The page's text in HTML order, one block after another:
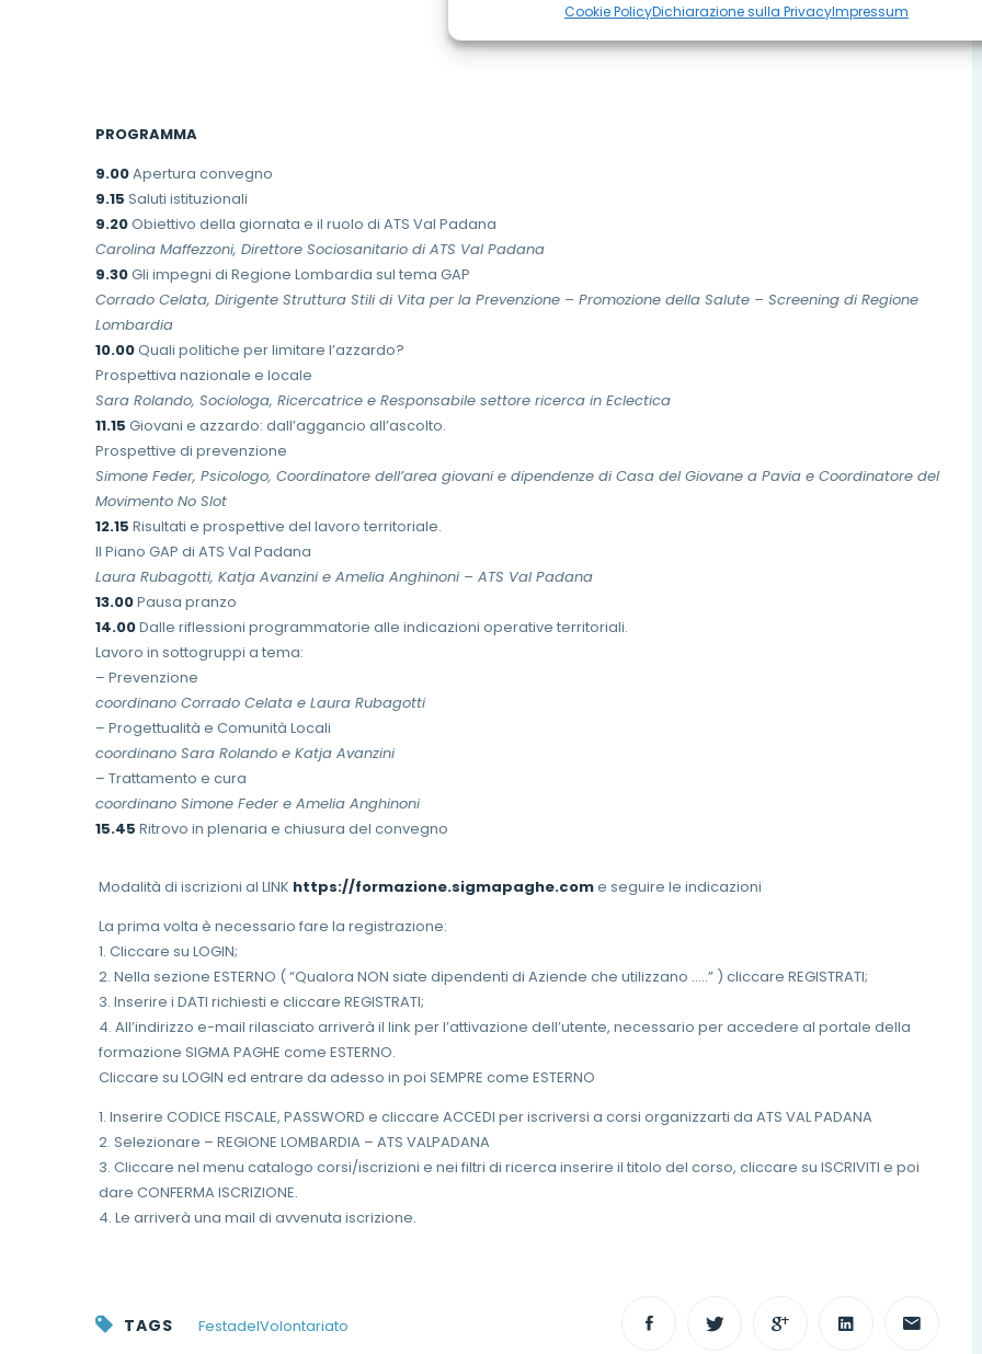
Cookie PolicyDichiarazione sulla PrivacyImpressum
PROGRAMMA
9.00Apertura convegno
9.15 Saluti istituzionali
9.20Obiettivo della giornata e il ruolo di ATS Val Padana
Carolina Maffezzoni, Direttore Sociosanitario di ATS Val Padana
9.30Gli impegni di Regione Lombardia sul tema GAP
Corrado Celata, Dirigente Struttura Stili di Vita per la Prevenzione – Promozione della Salute – Screening di Regione
Lombardia
10.00Quali politiche per limitare l’azzardo?
Prospettiva nazionale e locale
Sara Rolando, Sociologa, Ricercatrice e Responsabile settore ricerca in Eclectica
11.15 Giovani e azzardo: dall’aggancio all’ascolto.
Prospettive di prevenzione
Simone Feder, Psicologo, Coordinatore dell’area giovani e dipendenze di Casa del Giovane a Pavia e Coordinatore del
Movimento No Slot
12.15 Risultati e prospettive del lavoro territoriale.
Il Piano GAP di ATS Val Padana
Laura Rubagotti, Katja Avanzini e Amelia Anghinoni – ATS Val Padana
13.00Pausa pranzo
14.00Dalle riflessioni programmatorie alle indicazioni operative territoriali.
Lavoro in sottogruppi a tema:
– Prevenzione
coordinano Corrado Celata e Laura Rubagotti
– Progettualità e Comunità Locali
coordinano Sara Rolando e Katja Avanzini
– Trattamento e cura
coordinano Simone Feder e Amelia Anghinoni
15.45 Ritrovo in plenaria e chiusura del convegno
Modalità di iscrizioni al LINK https://formazione.sigmapaghe.come seguire le indicazioni
La prima volta è necessario fare la registrazione:
1. Cliccare su LOGIN;
2. Nella sezione ESTERNO ( “Qualora NON siate dipendenti di Aziende che utilizzano …..” ) cliccare REGISTRATI;
3. Inserire i DATI richiesti e cliccare REGISTRATI;
4. All’indirizzo e-mail rilasciato arriverà il link per l’attivazione dell’utente, necessario per accedere al portale della
formazione SIGMA PAGHE come ESTERNO.
Cliccare su LOGIN ed entrare da adesso in poi SEMPRE come ESTERNO
1. Inserire CODICE FISCALE, PASSWORD e cliccare ACCEDI per iscriversi a corsi organizzarti da ATS VAL PADANA
2. Selezionare – REGIONE LOMBARDIA – ATS VALPADANA
3. Cliccare nel menu catalogo corsi/iscrizioni e nei filtri di ricerca inserire il titolo del corso, cliccare su ISCRIVITI e poi
dare CONFERMA ISCRIZIONE.
4. Le arriverà una mail di avvenuta iscrizione.
TAGS FestadelVolontariato